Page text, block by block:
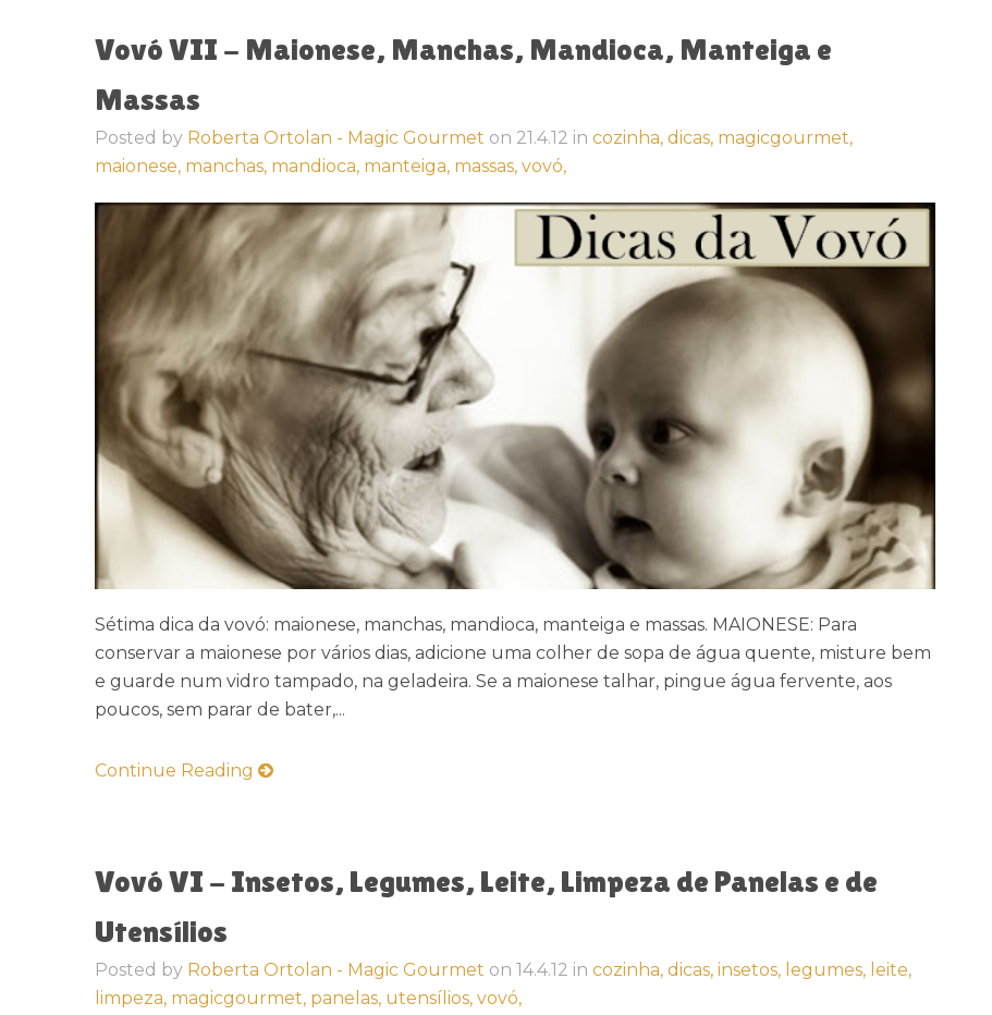
Vovó VII - Maionese, Manchas, Mandioca, Manteiga e
Massas
Posted by Roberta Ortolan - Magic Gourmet on 21.4.12 in cozinha, dicas, magicgourmet,
maionese, manchas, mandioca, manteiga, massas, vovó,
Sétima dica da vovó: maionese, manchas, mandioca, manteiga e massas. MAIONESE: Para
conservar a maionese por vários dias, adicione uma colher de sopa de água quente, misture bem
e guarde num vidro tampado, na geladeira. Se a maionese talhar, pingue água fervente, aos
poucos, sem parar de bater,...
Continue Reading
Vovó VI - Insetos, Legumes, Leite, Limpeza de Panelas e de
Utensílios
Posted by Roberta Ortolan - Magic Gourmet on 14.4.12 in cozinha, dicas, insetos, legumes, leite,
limpeza, magicgourmet, panelas, utensílios, vovó,